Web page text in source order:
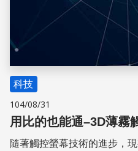
科技
104/08/31
用比的也能通–3D薄霧
隨著觸控螢幕技術的進步，